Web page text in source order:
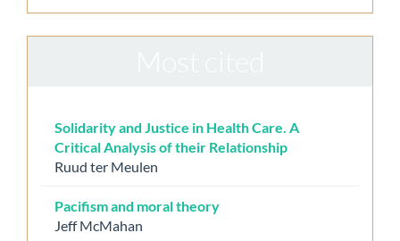
Solidarity and Justice in Health Care. A
Critical Analysis of their Relationship
Ruud ter Meulen
Pacifism and moral theory
Jeff McMahan